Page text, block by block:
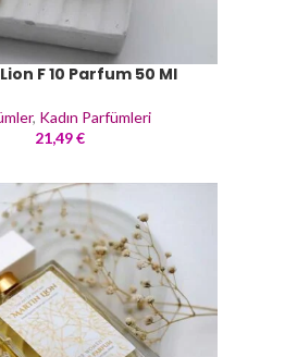
F 10 Parfum 50 Ml
, Kadın Parfümleri
21,49€